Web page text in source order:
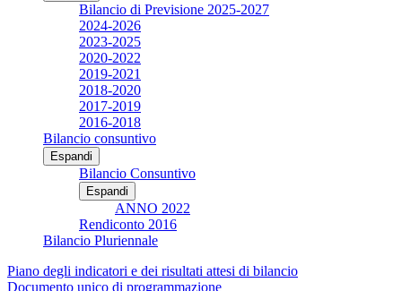
Bilancio di Previsione 2025-2027
2024-2026
2023-2025
2020-2022
2019-2021
2018-2020
2017-2019
2016-2018
Bilancio consuntivo
Espandi
Bilancio Consuntivo
Espandi
ANNO 2022
Rendiconto 2016
Bilancio Pluriennale
Piano degli indicatori e dei risultati attesi di bilancio
Documento unico di programmazione